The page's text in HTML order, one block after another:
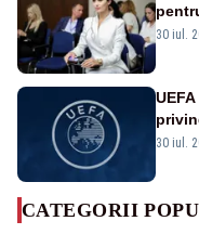
30 iul.
30 iul.
CATEGORII